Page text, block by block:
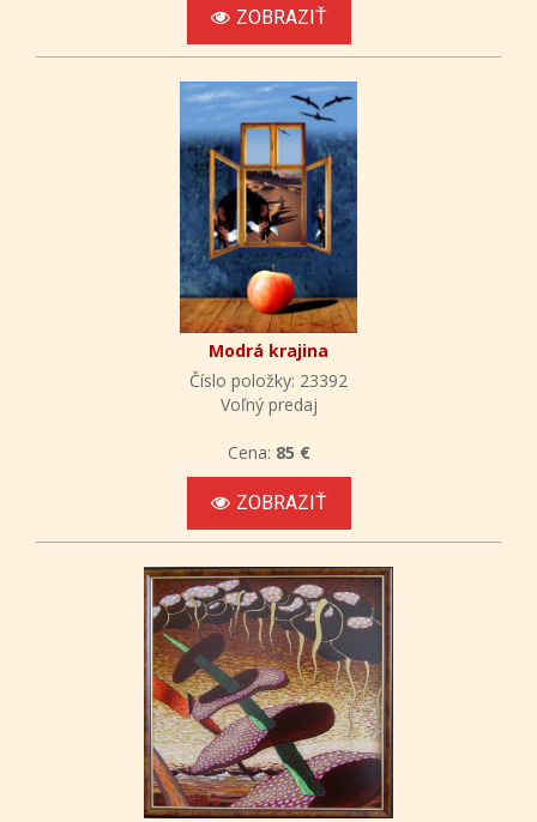
ZOBRAZIŤ
Modrá krajina
Číslo položky: 23392
Voľný predaj
Cena: 85 €
ZOBRAZIŤ